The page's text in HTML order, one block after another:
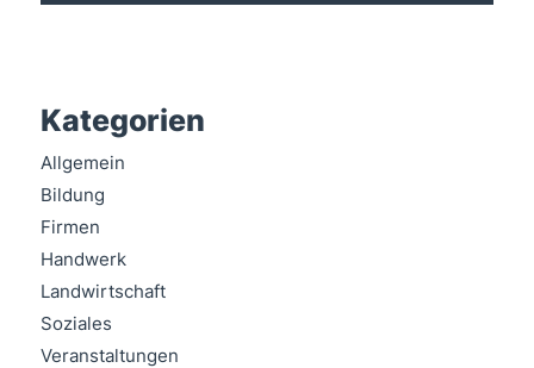
Kategorien
Allgemein
Bildung
Firmen
Handwerk
Landwirtschaft
Soziales
Veranstaltungen